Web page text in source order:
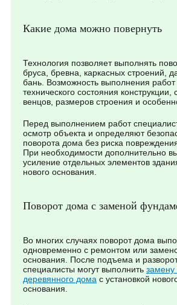
Какие дома можно повернуть
Технология позволяет выполнять
бруса, бревна, каркасных строений,
бань. Возможность выполнения работ
технического состояния
венцов, размеров строения и
Перед выполнением работ
осмотр объекта и определяют
поворота дома без риска повреждения
При необходимости дополнительно
усиление отдельных элементов
нового основания.
Поворот дома с заменой
Во многих случаях поворот дома
одновременно с ремонтом или
основания. После подъема и
специалисты могут выполнить
деревянного дома с установкой
основания.